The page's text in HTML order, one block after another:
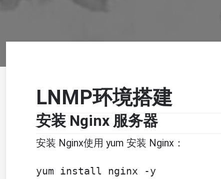
LNMP环境搭建
安装 Nginx 服务器
安装 Nginx使用 yum 安装 Nginx：
yum install nginx -y